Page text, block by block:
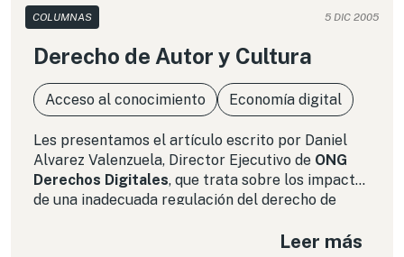
COLUMNAS 5 DIC 2005
Derecho de Autor y Cultura
Acceso al conocimiento Economía digital
Les presentamos el artículo escrito por Daniel
Alvarez Valenzuela, Director Ejecutivo de ONG
Derechos Digitales, que trata sobre los impactos
de una inadecuada regulación del derecho de
cultural. Este artículo es parte del libro«Los
Leer más